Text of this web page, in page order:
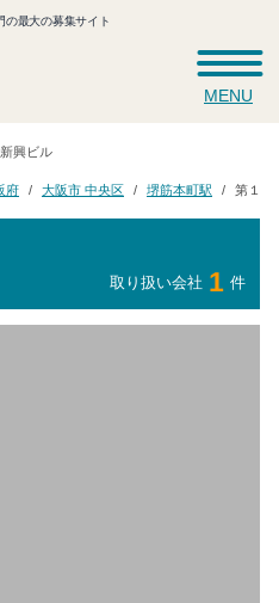
の最大の募集サイト
MENU
興ビル
府 大阪市 中央区 堺筋本町駅 第１２
取り扱い会社 1 件